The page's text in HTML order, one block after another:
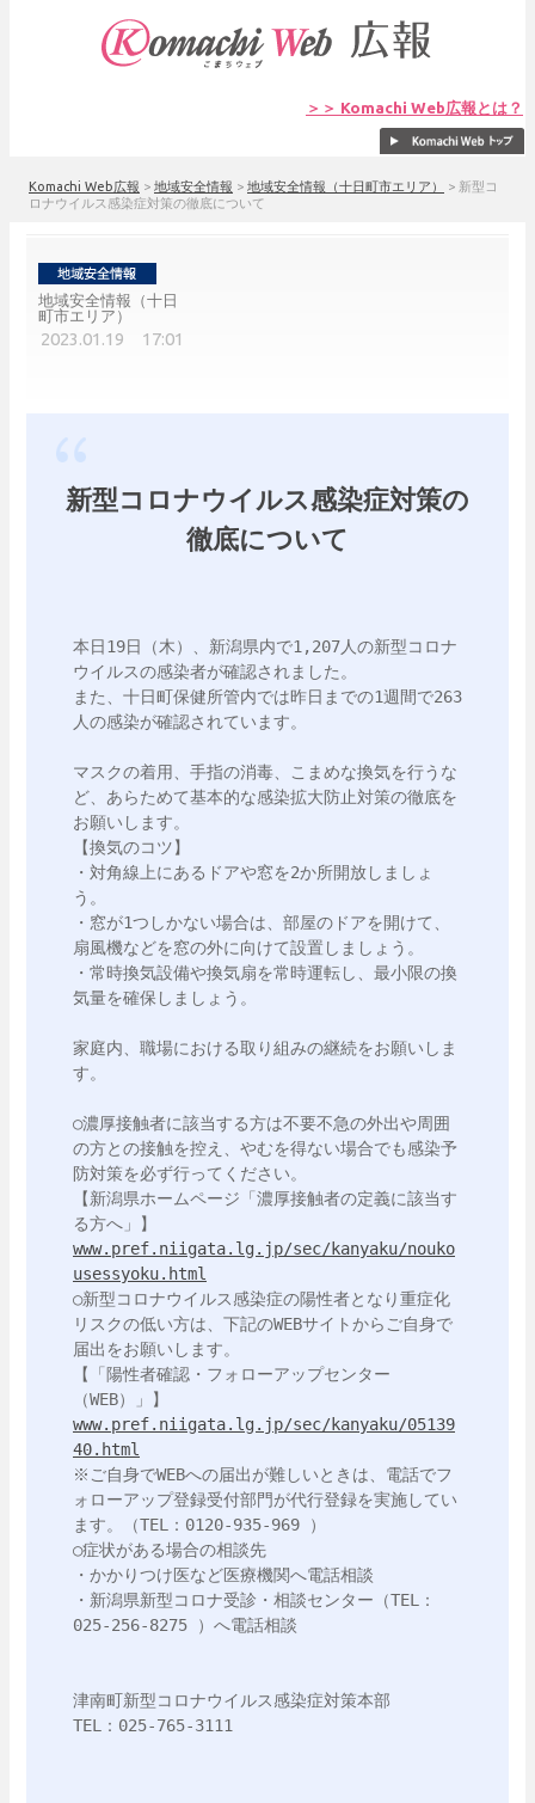
＞＞ Komachi Web広報とは？
Komachi Web広報 > 地域安全情報 > 地域安全情報（十日町市エリア） > 新型コ
ロナウイルス感染症対策の徹底について
地域安全情報（十日
町市エリア）
2023.01.19 17:01
新型コロナウイルス感染症対策の
徹底について
本日19日（木）、新潟県内で1,207人の新型コロナ
ウイルスの感染者が確認されました。
また、十日町保健所管内では昨日までの1週間で263
人の感染が確認されています。
マスクの着用、手指の消毒、こまめな換気を行うな
ど、あらためて基本的な感染拡大防止対策の徹底を
お願いします。
【換気のコツ】
・対角線上にあるドアや窓を2か所開放しましょ
う。
・窓が1つしかない場合は、部屋のドアを開けて、
扇風機などを窓の外に向けて設置しましょう。
・常時換気設備や換気扇を常時運転し、最小限の換
気量を確保しましょう。
家庭内、職場における取り組みの継続をお願いしま
す。
○濃厚接触者に該当する方は不要不急の外出や周囲
の方との接触を控え、やむを得ない場合でも感染予
防対策を必ず行ってください。
【新潟県ホームページ「濃厚接触者の定義に該当す
www.pref.niigata.lg.jp/sec/kanyaku/nouko
usessyoku.html
○新型コロナウイルス感染症の陽性者となり重症化
リスクの低い方は、下記のWEBサイトからご自身で
届出をお願いします。
【「陽性者確認・フォローアップセンター
www.pref.niigata.lg.jp/sec/kanyaku/05139
40.html
※ご自身でWEBへの届出が難しいときは、電話でフ
ォローアップ登録受付部門が代行登録を実施してい
ます。（TEL：0120-935-969 ）
○症状がある場合の相談先
・かかりつけ医など医療機関へ電話相談
・新潟県新型コロナ受診・相談センター（TEL：
025-256-8275 ）へ電話相談
津南町新型コロナウイルス感染症対策本部
TEL：025-765-3111